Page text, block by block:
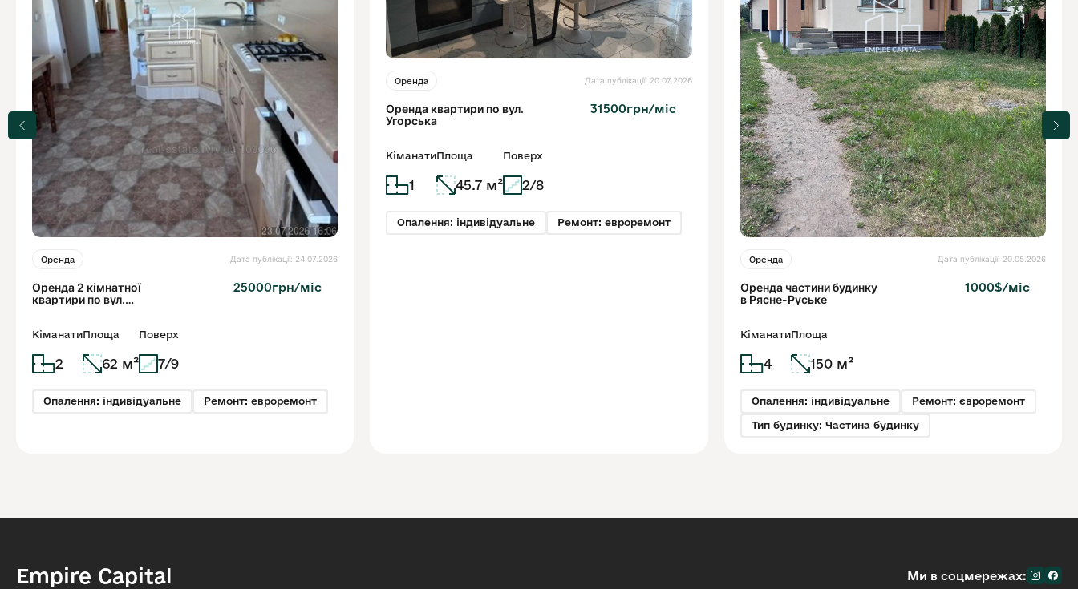
Оренда Дата публікації: 24.07.2026
Оренда 2 кімнатної
квартири по вул.
25000грн/міс
Кіманати
2
Площа
62 м²
Поверх
7/9
Опалення: індивідуальне Ремонт: евроремонт
Оренда Дата публікації: 20.07.2026
Оренда квартири по вул.
Угорська
31500грн/міс
Кіманати
1
Площа
45.7 м²
Поверх
2/8
Опалення: індивідуальне Ремонт: евроремонт
Оренда Дата публікації: 20.05.2026
Оренда частини будинку
в Рясне-Руське
1000$/міс
Кіманати
4
Площа
150 м²
Опалення: індивідуальне Ремонт: євроремонт
Тип будинку: Частина будинку
Empire Capital Ми в соцмережах: